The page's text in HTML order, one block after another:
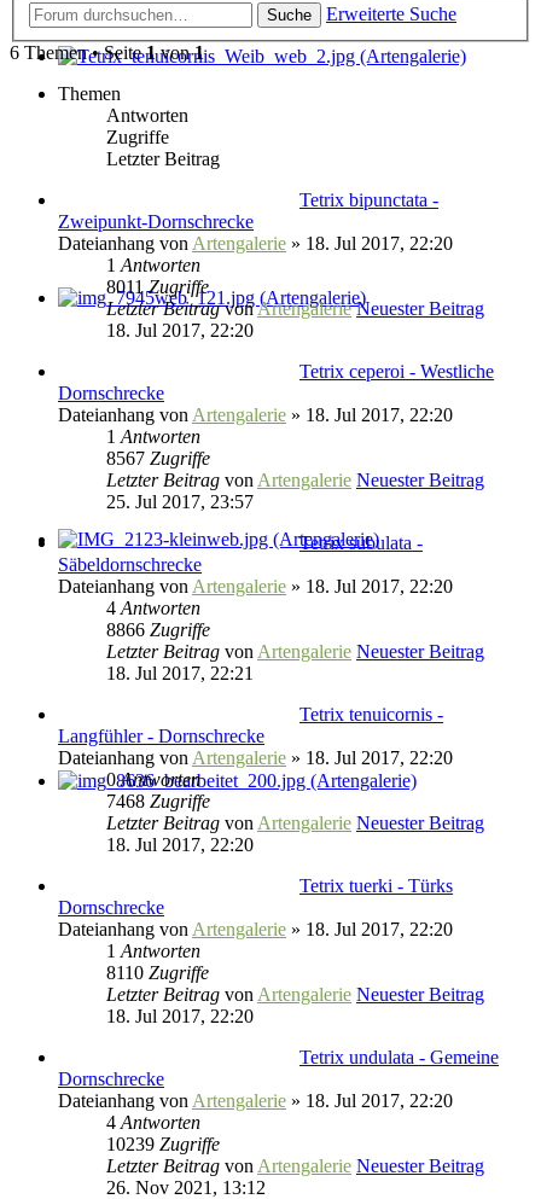
Suche
Erweiterte Suche
6 Themen • Seite1von1
Themen
Antworten
Zugriffe
Letzter Beitrag
Tetrix bipunctata -
Zweipunkt-Dornschrecke
Dateianhang von Artengalerie » 18. Jul 2017, 22:20
1 Antworten
8011Zugriffe
Letzter BeitragvonArtengalerie Neuester Beitrag
18. Jul 2017, 22:20
Tetrix ceperoi - Westliche
Dornschrecke
Dateianhang von Artengalerie » 18. Jul 2017, 22:20
1 Antworten
8567 Zugriffe
Letzter Beitrag von Artengalerie Neuester Beitrag
25. Jul 2017, 23:57
Tetrix subulata -
Säbeldornschrecke
Dateianhang von Artengalerie » 18. Jul 2017, 22:20
4 Antworten
8866 Zugriffe
Letzter Beitrag von Artengalerie Neuester Beitrag
18. Jul 2017, 22:21
Tetrix tenuicornis -
Langfühler - Dornschrecke
Dateianhang von Artengalerie » 18. Jul 2017, 22:20
0Antworten
7468 Zugriffe
Letzter Beitrag von Artengalerie Neuester Beitrag
18. Jul 2017, 22:20
Tetrix tuerki - Türks
Dornschrecke
Dateianhang von Artengalerie » 18. Jul 2017, 22:20
1 Antworten
8110 Zugriffe
Letzter Beitrag von Artengalerie Neuester Beitrag
18. Jul 2017, 22:20
Tetrix undulata - Gemeine
Dornschrecke
Dateianhang von Artengalerie » 18. Jul 2017, 22:20
4 Antworten
10239 Zugriffe
Letzter Beitrag von Artengalerie Neuester Beitrag
26. Nov 2021, 13:12